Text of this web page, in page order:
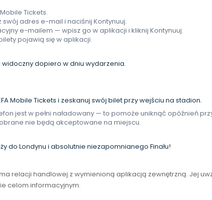
Tickets.
adres e-mail i naciśnij Kontynuuj.
e-mailem — wpisz go w aplikacji i kliknij Kontynuuj.
pojawią się w aplikacji.
widoczny dopiero w dniu wydarzenia.
Mobile Tickets i zeskanuj swój bilet przy wejściu na stadion.
jest w pełni naładowany — to pomoże uniknąć opóźnień
nie będą akceptowane na miejscu.
do Londynu i absolutnie niezapomnianego Finału!
relacji handlowej z wymienioną aplikacją zewnętrzną. Jej
celom informacyjnym.